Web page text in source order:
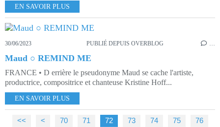
EN SAVOIR PLUS
30/06/2023 PUBLIÉ DEPUIS OVERBLOG …
Maud ○ REMIND ME
FRANCE • D errière le pseudonyme Maud se cache l'artiste,
productrice, compositrice et chanteuse Kristine Hoff...
EN SAVOIR PLUS
<< < 10
20
30
40
50
60
70 71 72 73 74 75
76